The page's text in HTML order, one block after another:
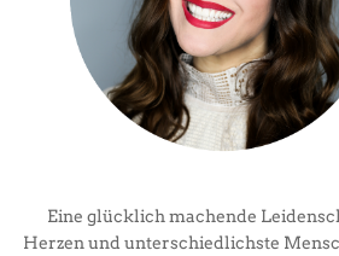
Eine glücklich machende
Herzen und unterschiedlichste